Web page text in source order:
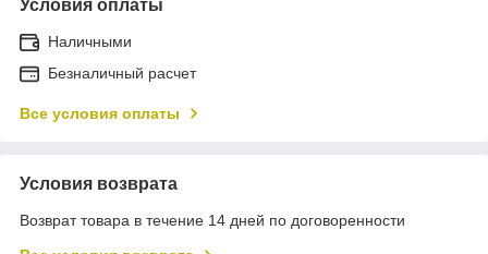
Условия оплаты
Наличными
Безналичный расчет
Все условия оплаты
Условия возврата
Возврат товара в течение 14 дней по договоренности